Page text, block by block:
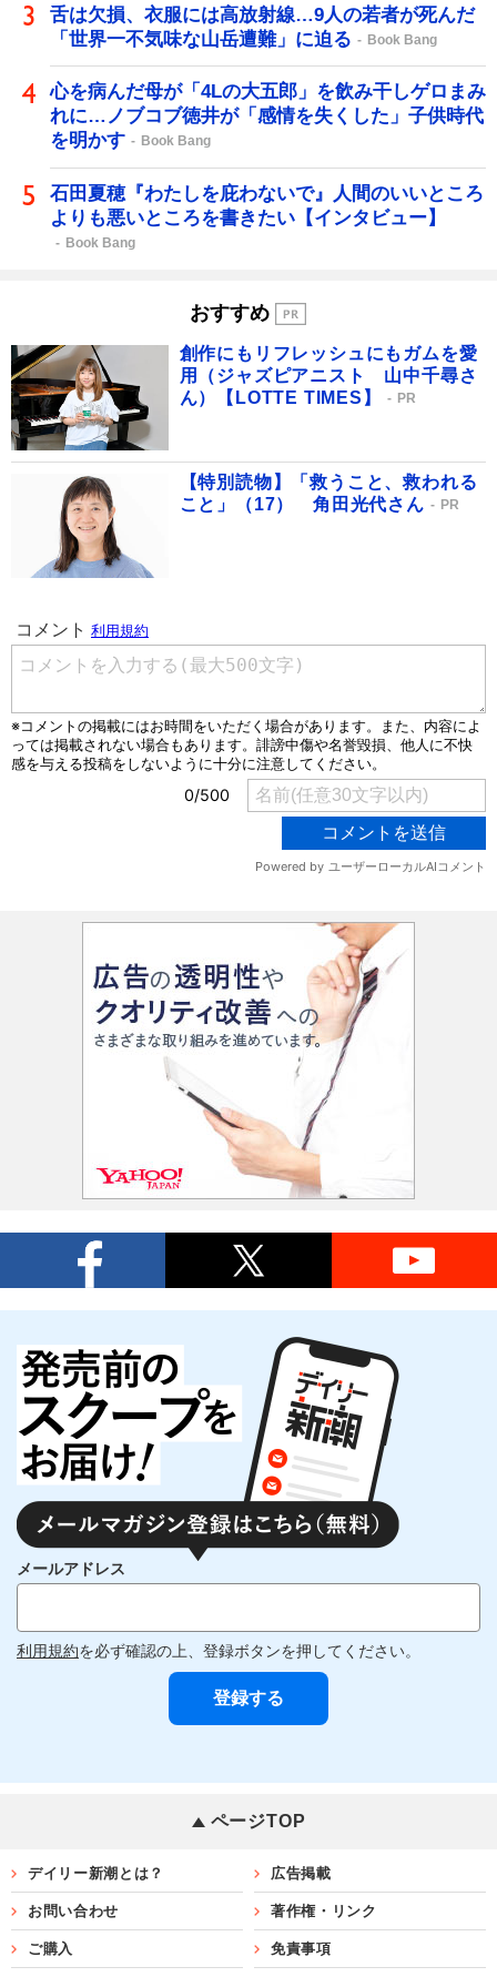
舌は欠損、衣服には高放射線…9人の若者が死んだ
「世界一不気味な山岳遭難」に迫る
Book Bang
心を病んだ母が「4Lの大五郎」を飲み干しゲロまみ
れに…ノブコブ徳井が「感情を失くした」子供時代
を明かす
Book Bang
石田夏穂『わたしを庇わないで』人間のいいところ
よりも悪いところを書きたい【インタビュー】
Book Bang
おすすめ
創作にもリフレッシュにもガムを愛
用（ジャズピアニスト 山中千尋さ
ん）【LOTTE TIMES】
PR
【特別読物】「救うこと、救われる
こと」（17） 角田光代さん
PR
メールアドレス
利用規約を必ず確認の上、登録ボタンを押してください。
ページTOP
デイリー新潮とは？ 広告掲載
お問い合わせ 著作権・リンク
ご購入 免責事項